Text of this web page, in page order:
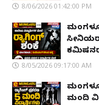
8/06/2026 01:42:00 PM
ಕಮಿಷನರ್
8/05/2026 09:17:00 AM
ಮಂದಿ